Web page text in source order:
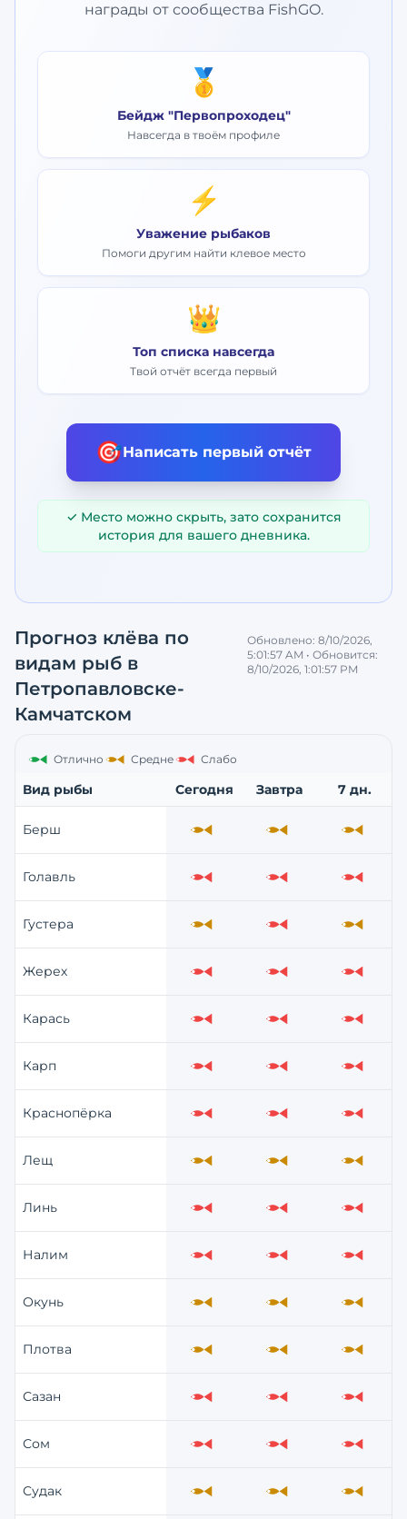
награды от сообщества FishGO.
🥇
Бейдж "Первопроходец"
Навсегда в твоём профиле
⚡
Уважение рыбаков
Помоги другим найти клевое место
👑
Топ списка навсегда
Твой отчёт всегда первый
🎯Написать первый отчёт
✓ Место можно скрыть, зато сохранится
история для вашего дневника.
Прогноз клёва по
видам рыб в
Петропавловске-
Камчатском
Обновлено: 8/10/2026,
5:01:57 AM • Обновится:
8/10/2026, 1:01:57 PM
Отлично Средне Слабо
Вид рыбы Сегодня Завтра 7 дн.
Берш Средне Средне Средне
Голавль Слабо Слабо Слабо
Густера Средне Слабо Средне
Жерех Слабо Слабо Слабо
Карась Слабо Слабо Слабо
Карп Слабо Слабо Слабо
Краснопёрка Слабо Слабо Слабо
Лещ Средне Средне Средне
Линь Слабо Слабо Слабо
Налим Слабо Слабо Слабо
Окунь Средне Средне Средне
Плотва Средне Средне Средне
Сазан Слабо Слабо Слабо
Сом Слабо Слабо Слабо
Судак Средне Средне Средне